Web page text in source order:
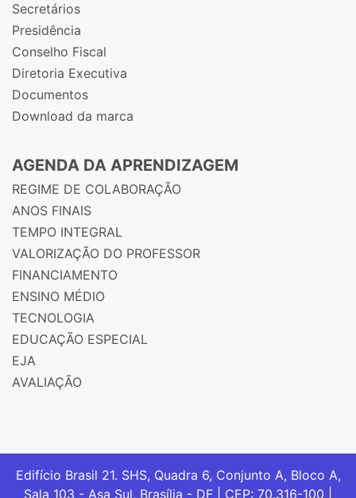
Secretários
Presidência
Conselho Fiscal
Diretoria Executiva
Documentos
Download da marca
AGENDA DA APRENDIZAGEM
REGIME DE COLABORAÇÃO
ANOS FINAIS
TEMPO INTEGRAL
VALORIZAÇÃO DO PROFESSOR
FINANCIAMENTO
ENSINO MÉDIO
TECNOLOGIA
EDUCAÇÃO ESPECIAL
EJA
AVALIAÇÃO
Edifício Brasil 21. SHS, Quadra 6, Conjunto A, Bloco A,
Sala 103 - Asa Sul, Brasília - DF | CEP: 70.316-100 |